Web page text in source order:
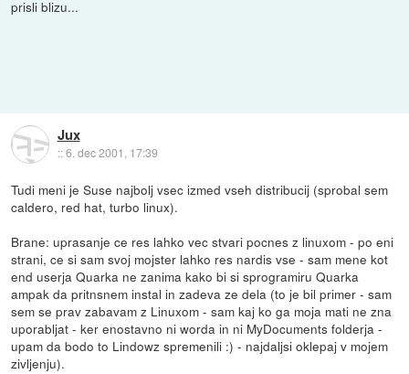
prisli blizu...
Jux
::6. dec 2001, 17:39
Tudi meni je Suse najbolj vsec izmed vseh distribucij (sprobal sem
caldero, red hat, turbo linux).
Brane: uprasanje ce res lahko vec stvari pocnes z linuxom - po eni
strani, ce si sam svoj mojster lahko res nardis vse - sam mene kot
end userja Quarka ne zanima kako bi si sprogramiru Quarka
ampak da pritnsnem instal in zadeva ze dela (to je bil primer - sam
sem se prav zabavam z Linuxom - sam kaj ko ga moja mati ne zna
uporabljat - ker enostavno ni worda in ni MyDocuments folderja -
upam da bodo to Lindowz spremenili :) - najdaljsi oklepaj v mojem
zivljenju).